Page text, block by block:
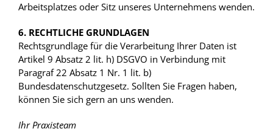
Arbeitsplatzes oder Sitz unseres Unternehmens wenden.
6. RECHTLICHE GRUNDLAGEN
Rechtsgrundlage für die Verarbeitung Ihrer Daten ist
Artikel 9 Absatz 2 lit. h) DSGVO in Verbindung mit
Paragraf 22 Absatz 1 Nr. 1 lit. b)
Bundesdatenschutzgesetz. Sollten Sie Fragen haben,
können Sie sich gern an uns wenden.
Ihr Praxisteam